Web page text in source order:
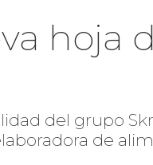
hoja
del grupo
de